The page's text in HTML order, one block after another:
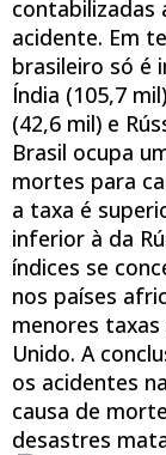
contabilizadas
acidente. Em
brasileiro só é
Índia (105,7
(42,6 mil) e
Brasil ocupa
mortes para
a taxa é
inferior à da
índices se
nos países
menores taxas
Unido. A
os acidentes
causa de
desastres